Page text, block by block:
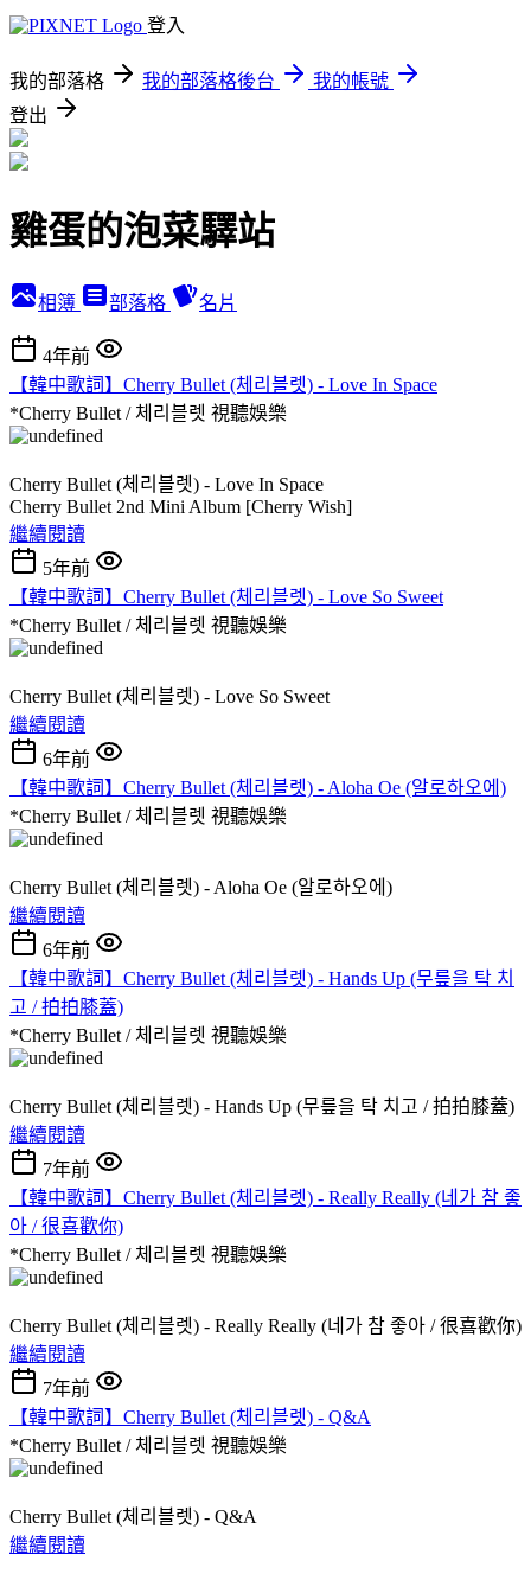
登入
我的部落格 我的部落格後台
我的帳號
登出
雞蛋的泡菜驛站
相簿 部落格 名片
4年前
【韓中歌詞】Cherry Bullet (체리블렛) - Love In Space
*Cherry Bullet / 체리블렛 視聽娛樂
Cherry Bullet (체리블렛) - Love In Space
Cherry Bullet 2nd Mini Album [Cherry Wish]
繼續閱讀
5年前
【韓中歌詞】Cherry Bullet (체리블렛) - Love So Sweet
*Cherry Bullet / 체리블렛 視聽娛樂
Cherry Bullet (체리블렛) - Love So Sweet
繼續閱讀
6年前
【韓中歌詞】Cherry Bullet (체리블렛) - Aloha Oe (알로하오에)
*Cherry Bullet / 체리블렛 視聽娛樂
Cherry Bullet (체리블렛) - Aloha Oe (알로하오에)
繼續閱讀
6年前
【韓中歌詞】Cherry Bullet (체리블렛) - Hands Up (무릎을 탁 치
고 / 拍拍膝蓋)
*Cherry Bullet / 체리블렛 視聽娛樂
Cherry Bullet (체리블렛) - Hands Up (무릎을 탁 치고 / 拍拍膝蓋)
繼續閱讀
7年前
【韓中歌詞】Cherry Bullet (체리블렛) - Really Really (네가 참 좋
아 / 很喜歡你)
*Cherry Bullet / 체리블렛 視聽娛樂
Cherry Bullet (체리블렛) - Really Really (네가 참 좋아 / 很喜歡你)
繼續閱讀
7年前
【韓中歌詞】Cherry Bullet (체리블렛) - Q&A
*Cherry Bullet / 체리블렛 視聽娛樂
Cherry Bullet (체리블렛) - Q&A
繼續閱讀